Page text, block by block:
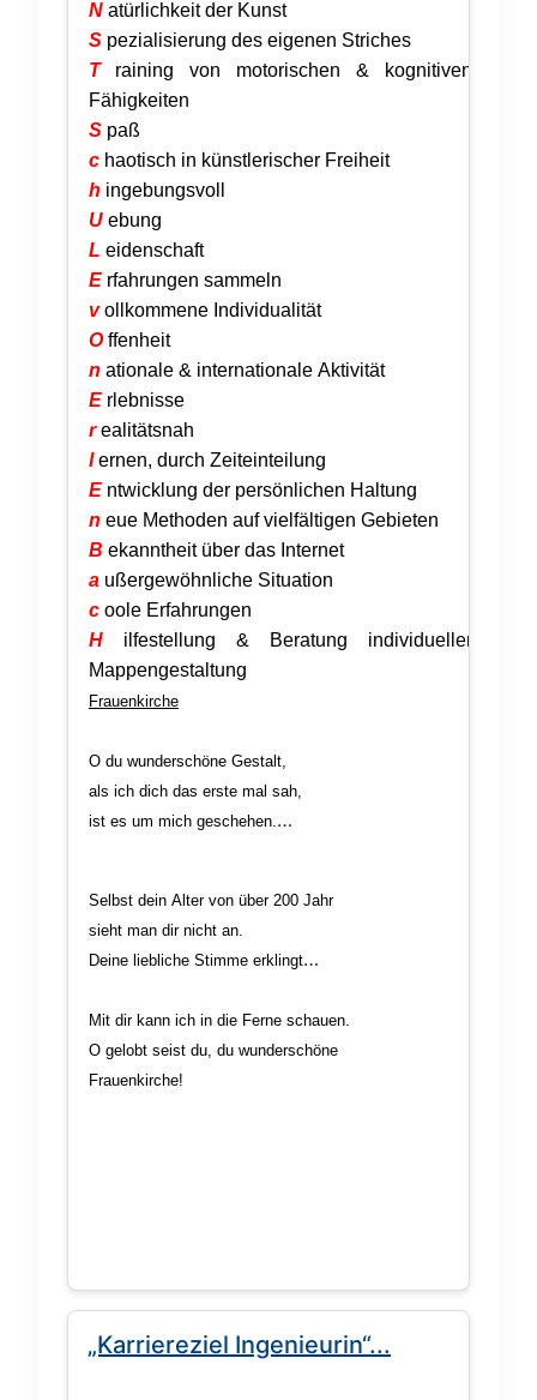
N atürlichkeit der Kunst
S pezialisierung des eigenen Striches
T raining von motorischen & kognitiven
Fähigkeiten
S paß
c haotisch in künstlerischer Freiheit
h ingebungsvoll
U ebung
L eidenschaft
E rfahrungen sammeln
vollkommene Individualität
Offenheit
n ationale & internationale Aktivität
E rlebnisse
realitätsnah
lernen, durch Zeiteinteilung
E ntwicklung der persönlichen Haltung
n eue Methoden auf vielfältigen Gebieten
B ekanntheit über das Internet
a ußergewöhnliche Situation
c oole Erfahrungen
H ilfestellung & Beratung individueller
Mappengestaltung
Frauenkirche
O du wunderschöne Gestalt,
als ich dich das erste mal sah,
ist es um mich geschehen.
Selbst dein Alter von über 200 Jahr
sieht man dir nicht an.
Deine liebliche Stimme erklingt
Dein goldenes Herz bringt
mich zum Schmelzen.
Mit dir kann ich in die Ferne schauen.
O gelobt seist du, du wunderschöne
Frauenkirche!
„Karriereziel Ingenieurin“...